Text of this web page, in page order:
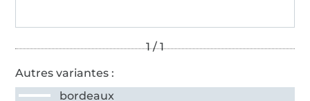
Autres variantes :
bordeaux